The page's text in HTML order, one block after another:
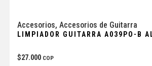
Accesorios, Accesorios de Guitarra
LIMPIADOR GUITARRA A039PO-B
$27.000 COP